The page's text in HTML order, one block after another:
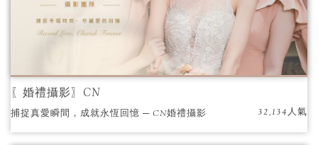
〖婚禮攝影〗CN
捕捉真愛瞬間，成就永恆回憶 ─ CN婚禮攝影 32,134人氣